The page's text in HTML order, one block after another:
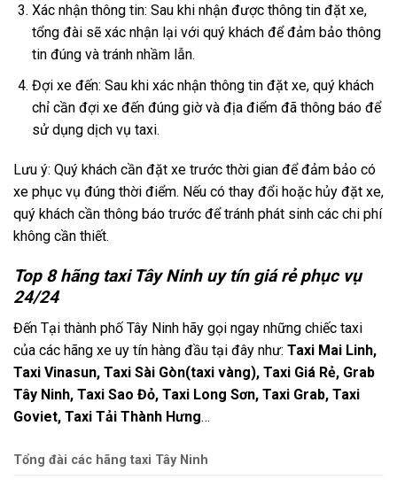
Xác nhận thông tin: Sau khi nhận được thông tin đặt xe,
tổng đài sẽ xác nhận lại với quý khách để đảm bảo thông
tin đúng và tránh nhầm lẫn.
Đợi xe đến: Sau khi xác nhận thông tin đặt xe, quý khách
chỉ cần đợi xe đến đúng giờ và địa điểm đã thông báo để
sử dụng dịch vụ taxi.
Lưu ý: Quý khách cần đặt xe trước thời gian để đảm bảo có
xe phục vụ đúng thời điểm. Nếu có thay đổi hoặc hủy đặt xe,
quý khách cần thông báo trước để tránh phát sinh các chi phí
không cần thiết.
Top 8 hãng taxi Tây Ninh uy tín giá rẻ phục vụ
24/24
Đến Tại thành phố Tây Ninh hãy gọi ngay những chiếc taxi
của các hãng xe uy tín hàng đầu tại đây như: Taxi Mai Linh,
Taxi Vinasun, Taxi Sài Gòn(taxi vàng), Taxi Giá Rẻ, Grab
Tây Ninh, Taxi Sao Đỏ, Taxi Long Sơn, Taxi Grab, Taxi
Goviet, Taxi Tải Thành Hưng…
Tổng đài các hãng taxi Tây Ninh